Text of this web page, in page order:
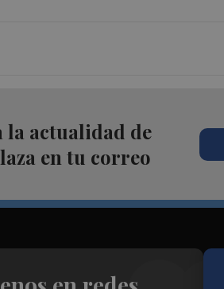
la actualidad de
en tu correo